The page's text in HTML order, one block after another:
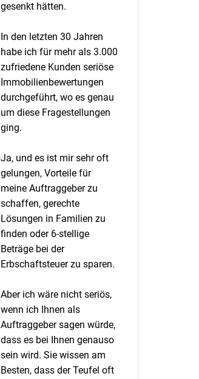
gesenkt hätten.
In den letzten 30 Jahren
habe ich für mehr als 3.000
zufriedene Kunden seriöse
Immobilienbewertungen
durchgeführt, wo es genau
um diese Fragestellungen
ging.
Ja, und es ist mir sehr oft
gelungen, Vorteile für
meine Auftraggeber zu
schaffen, gerechte
Lösungen in Familien zu
finden oder 6-stellige
Beträge bei der
Erbschaftsteuer zu sparen.
Aber ich wäre nicht seriös,
wenn ich Ihnen als
Auftraggeber sagen würde,
dass es bei Ihnen genauso
sein wird. Sie wissen am
Besten, dass der Teufel oft